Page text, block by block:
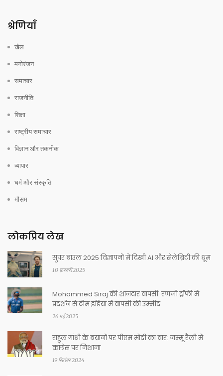
श्रेणियाँ
खेल
मनोरंजन
समाचार
राजनीति
शिक्षा
राष्ट्रीय समाचार
विज्ञान और तकनीक
व्यापार
धर्म और संस्कृति
मौसम
लोकप्रिय लेख
सुपर बाउल 2025 विज्ञापनों में दिखी AI और सेलेब्रिटी की धूम
10 फ़रवरी 2025
Mohammed Siraj की शानदार वापसी: रणजी ट्रॉफी में
प्रदर्शन से टीम इंडिया में वापसी की उम्मीद
26 मई 2025
राहुल गांधी के बयानों पर पीएम मोदी का वार: जम्मू रैली में
कांग्रेस पर निशाना
19 सितंबर 2024